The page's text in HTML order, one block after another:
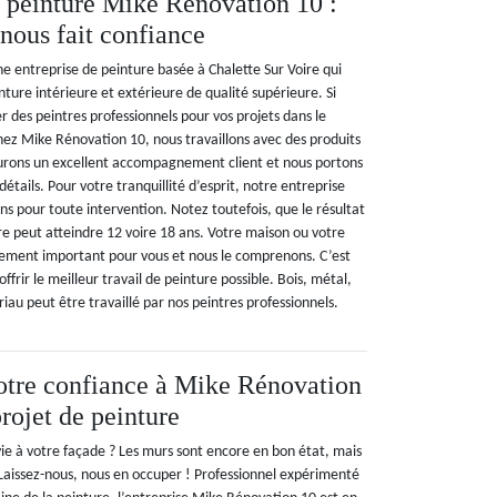
fait confiance
entreprise de peinture basée à Chalette Sur Voire qui
intérieure et extérieure de qualité supérieure. Si
des peintres professionnels pour vos projets dans le
Mike Rénovation 10, nous travaillons avec des produits
un excellent accompagnement client et nous portons
Pour votre tranquillité d’esprit, notre entreprise
pour toute intervention. Notez toutefois, que le résultat
peut atteindre 12 voire 18 ans. Votre maison ou votre
important pour vous et nous le comprenons. C’est
le meilleur travail de peinture possible. Bois, métal,
peut être travaillé par nos peintres professionnels.
confiance à Mike Rénovation
de peinture
à votre façade ? Les murs sont encore en bon état, mais
nous, nous en occuper ! Professionnel expérimenté